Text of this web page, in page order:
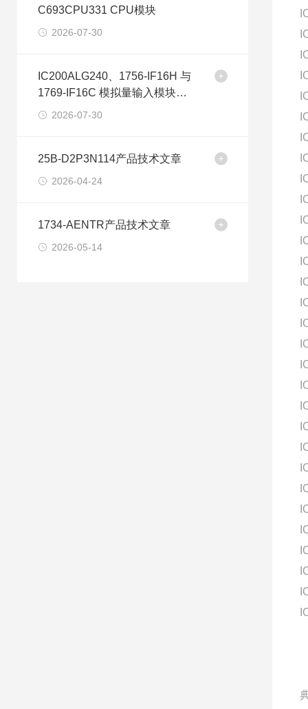
C693CPU331 CPU模块
2026-07-30
IC200ALG240、1756-IF16H 与
1769-IF16C 模拟量输入模块型
号差异分析
2026-07-30
25B-D2P3N114产品技术文章
2026-04-24
1734-AENTR产品技术文章
2026-05-14